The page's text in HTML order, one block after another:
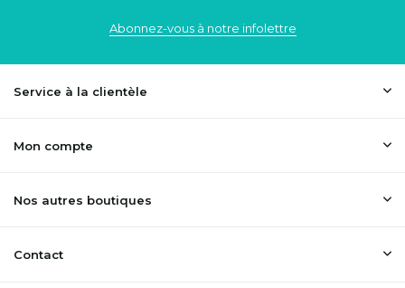
Abonnez-vous à notre infolettre
Service à la clientèle
Mon compte
Nos autres boutiques
Contact